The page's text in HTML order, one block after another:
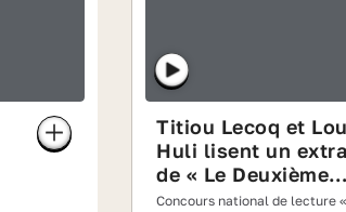
Titiou Lecoq et
Huli lisent un
de « Le Deuxième
Sexe » de Simone
Concours national de lecture